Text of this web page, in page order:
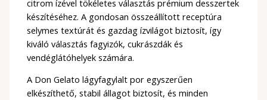
citrom ízével tökéletes választás prémium desszertek
készítéséhez. A gondosan összeállított receptúra
selymes textúrát és gazdag ízvilágot biztosít, így
kiváló választás fagyizók, cukrászdák és
vendéglátóhelyek számára.
A Don Gelato lágyfagylalt por egyszerűen
elkészíthető, stabil állagot biztosít, és minden